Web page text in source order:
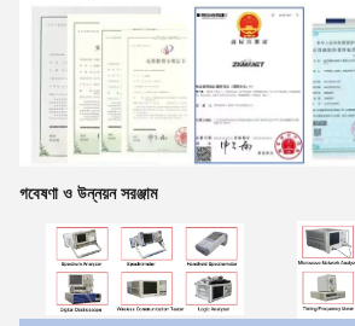
গবেষণা ও উন্নয়ন সরঞ্জাম